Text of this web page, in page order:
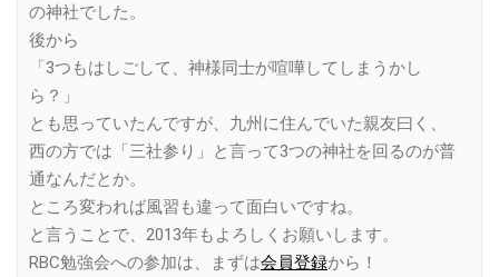
の神社でした。
後から
「3つもはしごして、神様同士が喧嘩してしまうかし
ら？」
とも思っていたんですが、九州に住んでいた親友曰く、
西の方では「三社参り」と言って3つの神社を回るのが普
通なんだとか。
ところ変われば風習も違って面白いですね。
と言うことで、2013年もよろしくお願いします。
RBC勉強会への参加は、まずは会員登録から！